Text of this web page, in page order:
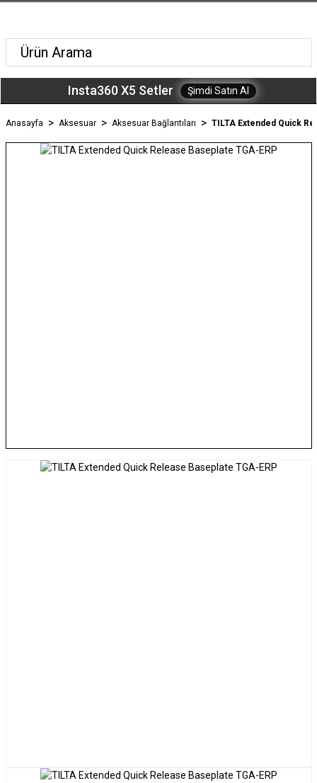
Insta360 X5 Setler Şimdi Satın Al
Anasayfa Aksesuar Aksesuar Bağlantıları TILTA Extended Quick